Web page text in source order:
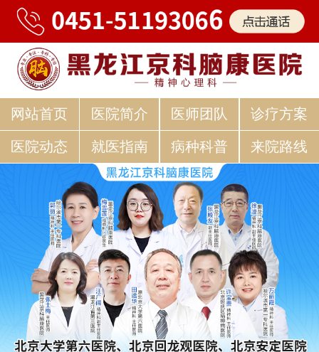
网站首页 医院简介 医师团队 诊疗方案
医院动态 就医指南 病种科普 来院路线